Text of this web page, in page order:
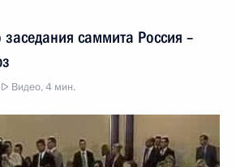
саммита Россия –
Видео, 4 мин.